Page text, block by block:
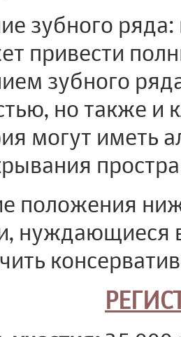
зубного
привести
зубного
но также и
могут иметь
положения
нуждающиеся